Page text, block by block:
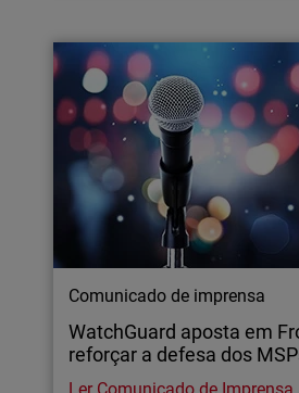
Comunicado de imprensa
WatchGuard aposta em
reforçar a defesa dos